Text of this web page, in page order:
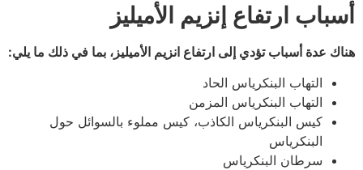
أسباب ارتفاع إنزيم الأميليز
هناك عدة أسباب تؤدي إلى ارتفاع انزيم الأميليز، بما في ذلك ما يلي:
التهاب البنكرياس الحاد
التهاب البنكرياس المزمن
كيس البنكرياس الكاذب، كيس مملوء بالسوائل حول
البنكرياس
سرطان البنكرياس